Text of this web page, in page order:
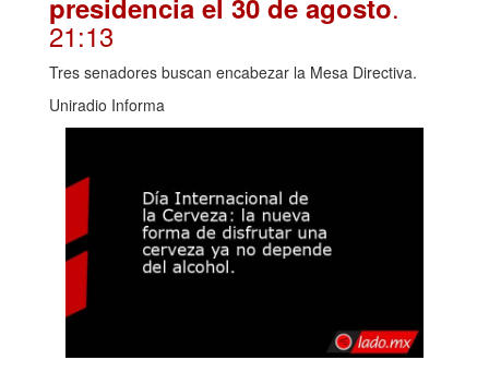
21:13
Tres senadores buscan encabezar la Mesa Directiva.
Uniradio Informa